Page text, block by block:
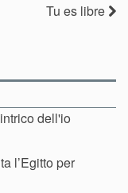
Tu es libre
dell'io
l’Egitto per